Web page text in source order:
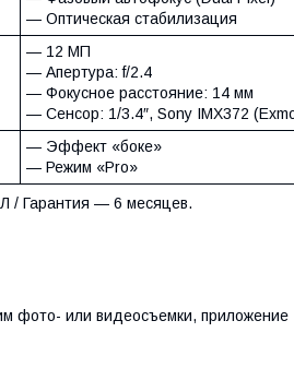
— Оптическая стабилизация
— 12 МП
— Апертура: f/2.4
— Фокусное расстояние: 14 мм
— Сенсор: 1/3.4″, Sony IMX372
— Эффект «боке»
— Режим «Pro»
/ Гарантия — 6 месяцев.
или видеосъемки, приложение